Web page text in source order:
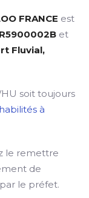
FRANCE est
et
Fluvial,
soit toujours
à
le remettre
de
le préfet.